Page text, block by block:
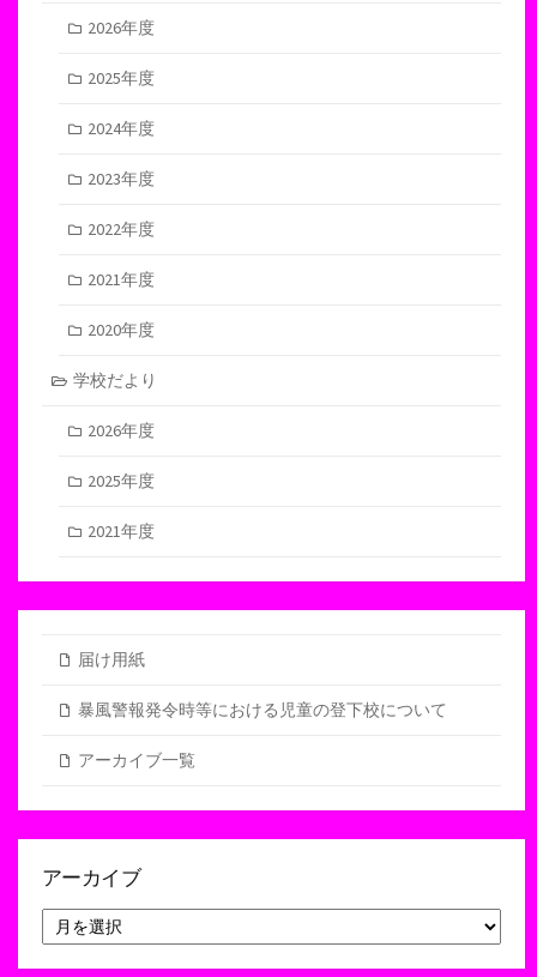
2026年度
2025年度
2024年度
2023年度
2022年度
2021年度
2020年度
学校だより
2026年度
2025年度
2021年度
届け用紙
暴風警報発令時等における児童の登下校について
アーカイブ一覧
アーカイブ
ー
カ